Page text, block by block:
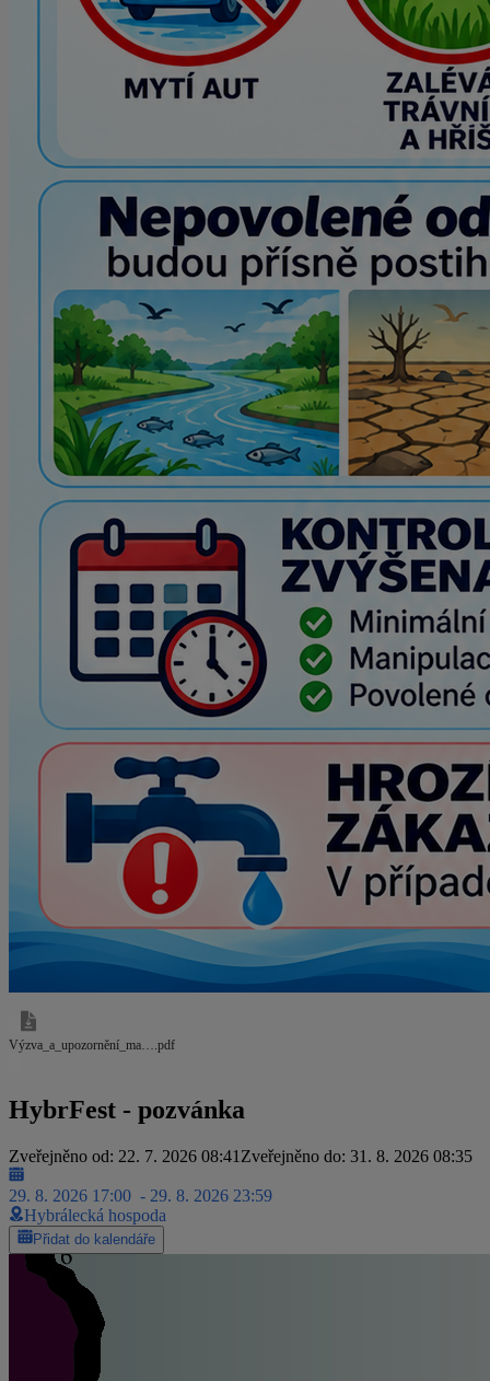
Výzva_a_upozornění_ma….pdf
HybrFest - pozvánka
Zveřejněno od: 22. 7. 2026 08:41 Zveřejněno do: 31. 8. 2026 08:35
29. 8. 2026 17:00 - 29. 8. 2026 23:59
Hybrálecká hospoda
Přidat do kalendáře